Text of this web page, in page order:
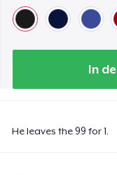
In
He leaves the 99 for 1.